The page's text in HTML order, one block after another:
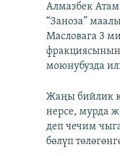
Алмазбек
“Заноза”
Масловага 3
моюнубузда
Жаңы бийлик
нерсе, мурда
деп чечим
бөлүп